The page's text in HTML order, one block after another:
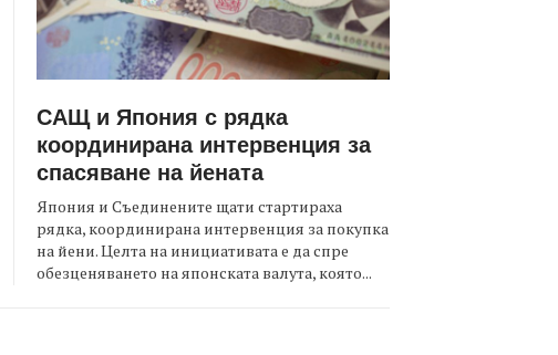
САЩ и Япония с рядка
координирана интервенция за
спасяване на йената
Япония и Съединените щати стартираха
рядка, координирана интервенция за покупка
на йени. Целта на инициативата е да спре
обезценяването на японската валута, която...